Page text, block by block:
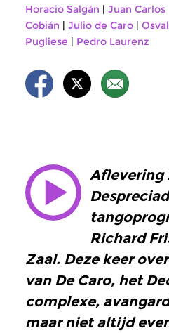
Horacio Salgán | Juan Carlos
Cobián | Julio de Caro |
Pugliese | Pedro Laurenz
Aflevering
Richard
Zaal. Deze keer
van De Caro, het
complexe,
maar niet altijd